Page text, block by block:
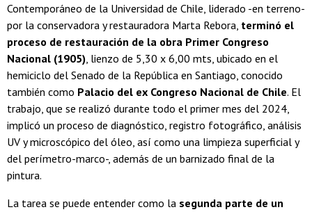
Contemporáneo de la Universidad de Chile, liderado -en terreno-
por la conservadora y restauradora Marta Rebora, terminó el
proceso de restauración de la obra Primer Congreso
Nacional (1905), lienzo de 5,30 x 6,00 mts, ubicado en el
hemiciclo del Senado de la República en Santiago, conocido
también como Palacio del ex Congreso Nacional de Chile. El
trabajo, que se realizó durante todo el primer mes del 2024,
implicó un proceso de diagnóstico, registro fotográfico, análisis
UV y microscópico del óleo, así como una limpieza superficial y
del perímetro-marco-, además de un barnizado final de la
pintura.
La tarea se puede entender como la segunda parte de un